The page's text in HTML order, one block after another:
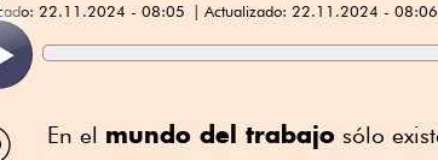
22.11.2024 - 08:05 Actualizado: 22.11.2024 - 08:06
En el mundo del trabajo sólo